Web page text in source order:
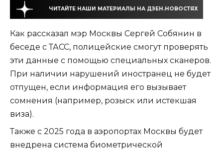
ЧИТАЙТЕ НАШИ МАТЕРИАЛЫ НА ДЗЕН.НОВОСТЯХ
Как рассказал мэр Москвы Сергей Собянин в
беседе с ТАСС, полицейские смогут проверять
эти данные с помощью специальных сканеров.
При наличии нарушений иностранец не будет
отпущен, если информация его вызывает
сомнения (например, розыск или истекшая
виза).
Также с 2025 года в аэропортах Москвы будет
внедрена система биометрической